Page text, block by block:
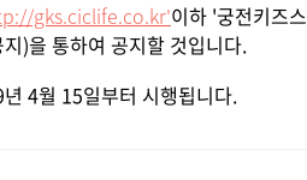
gks.ciclife.co.kr'이하 '궁전키즈
)을 통하여 공지할 것입니다.
4월 15일부터 시행됩니다.